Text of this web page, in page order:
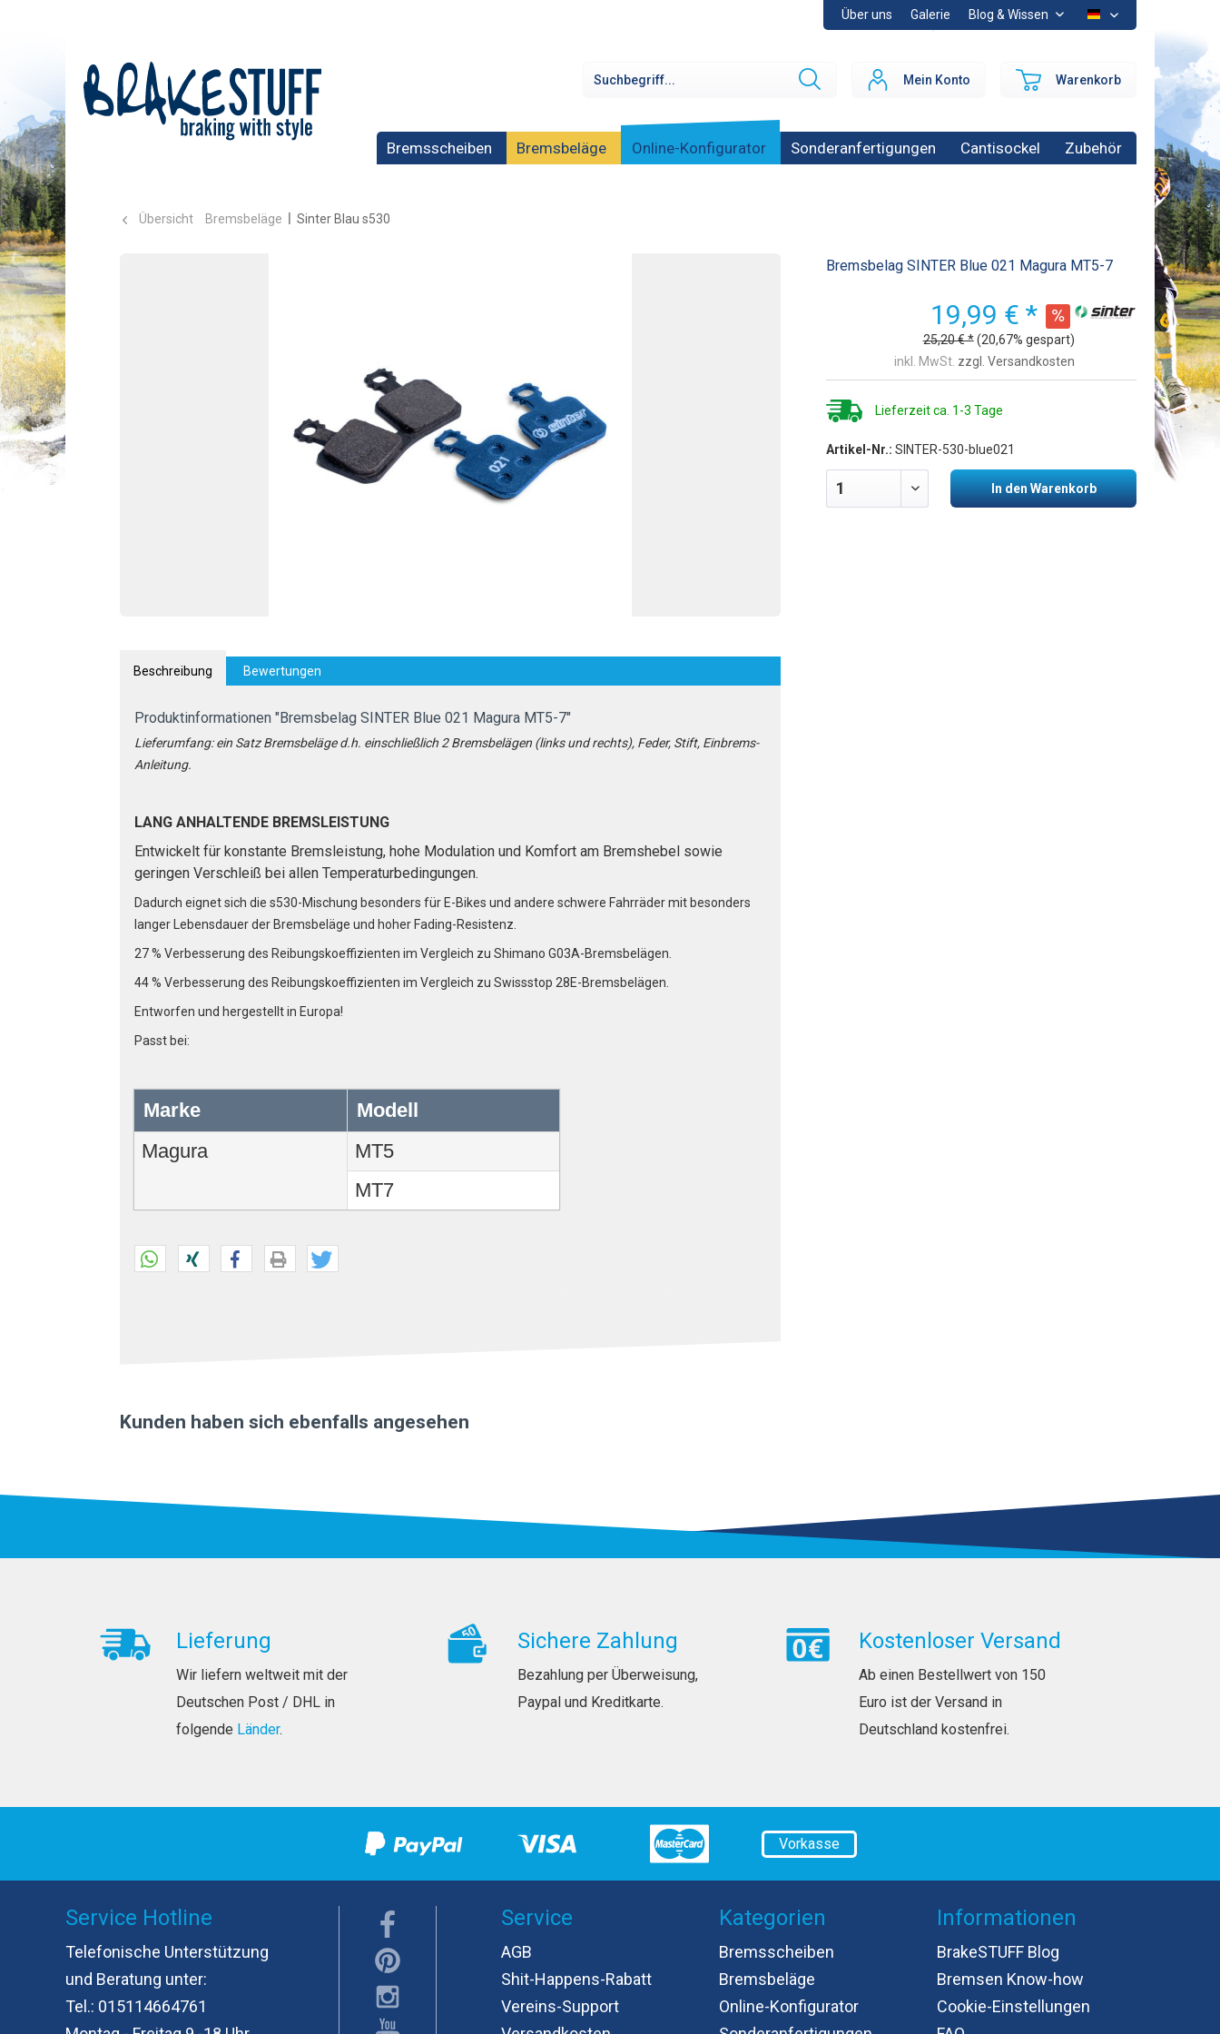
DE
Blog & Wissen
Galerie
Über uns
Mein Konto Warenkorb
Bremsscheiben Bremsbeläge Online-Konfigurator Sonderanfertigungen Cantisockel Zubehör
Übersicht Bremsbeläge Sinter Blau s530
Bremsbelag SINTER Blue 021 Magura MT5-7
19,99 € *
25,20 € * (20,67% gespart)
inkl. MwSt. zzgl. Versandkosten
Lieferzeit ca. 1-3 Tage
Artikel-Nr.: SINTER-530-blue021
In den Warenkorb
Beschreibung Bewertungen
Produktinformationen "Bremsbelag SINTER Blue 021 Magura MT5-7"
Lieferumfang: ein Satz Bremsbeläge d.h. einschließlich 2 Bremsbelägen (links und rechts), Feder, Stift, Einbrems-
Anleitung.
LANG ANHALTENDE BREMSLEISTUNG
Entwickelt für konstante Bremsleistung, hohe Modulation und Komfort am Bremshebel sowie
geringen Verschleiß bei allen Temperaturbedingungen.
Dadurch eignet sich die s530-Mischung besonders für E-Bikes und andere schwere Fahrräder mit besonders
langer Lebensdauer der Bremsbeläge und hoher Fading-Resistenz.
27 % Verbesserung des Reibungskoeffizienten im Vergleich zu Shimano G03A-Bremsbelägen.
44 % Verbesserung des Reibungskoeffizienten im Vergleich zu Swissstop 28E-Bremsbelägen.
Entworfen und hergestellt in Europa!
Passt bei:
Marke
Modell
Magura
MT5
MT7
Kunden haben sich ebenfalls angesehen
Lieferung
Wir liefern weltweit mit der
Deutschen Post / DHL in
folgende Länder.
Sichere Zahlung
Bezahlung per Überweisung,
Paypal und Kreditkarte.
Kostenloser Versand
Ab einen Bestellwert von 150
Euro ist der Versand in
Deutschland kostenfrei.
Vorkasse
Service Hotline
Telefonische Unterstützung
und Beratung unter:
Tel.: 015114664761
Service
AGB
Shit-Happens-Rabatt
Vereins-Support
Kategorien
Bremsscheiben
Bremsbeläge
Online-Konfigurator
Informationen
BrakeSTUFF Blog
Bremsen Know-how
Cookie-Einstellungen